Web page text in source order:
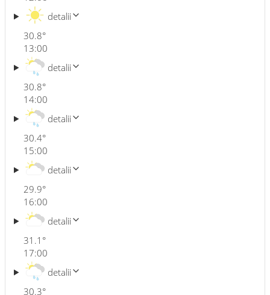
30.8°
detalii
13:00
30.8°
detalii
14:00
30.4°
detalii
15:00
29.9°
detalii
16:00
31.1 °
detalii
17:00
30.3°
detalii